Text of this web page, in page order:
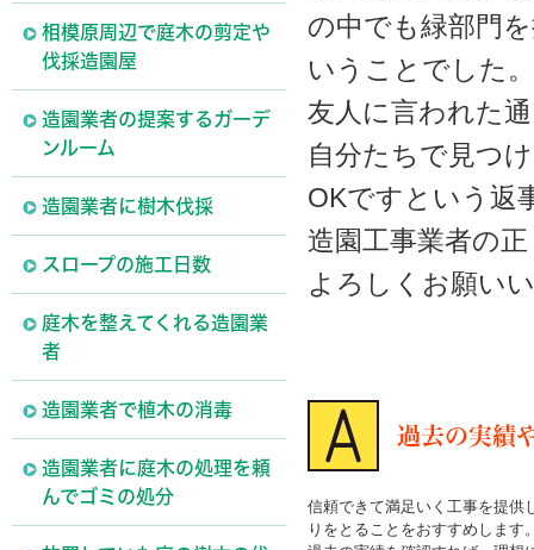
相模原周辺で庭木の剪定や
伐採造園屋
造園業者の提案するガーデ
ンルーム
造園業者に樹木伐採
スロープの施工日数
庭木を整えてくれる造園業
者
造園業者で植木の消毒
造園業者に庭木の処理を頼
んでゴミの処分
の中でも緑部門
いうことでした。
友人に言われた
自分たちで見つ
OKですという返
造園工事業者の
よろしくお願い
過去の実績
信頼できて満足いく工事を提供
りをとることをおすすめします